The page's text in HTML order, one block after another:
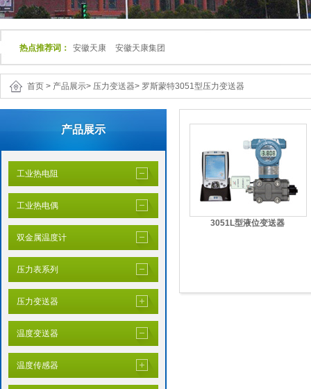
热点推荐词： 安徽天康 安徽天康集团
首页 > 产品展示> 压力变送器> 罗斯蒙特3051型压力变送器
产品展示
工业热电阻
工业热电偶
双金属温度计
压力表系列
压力变送器
温度变送器
温度传感器
3051L型液位变送器